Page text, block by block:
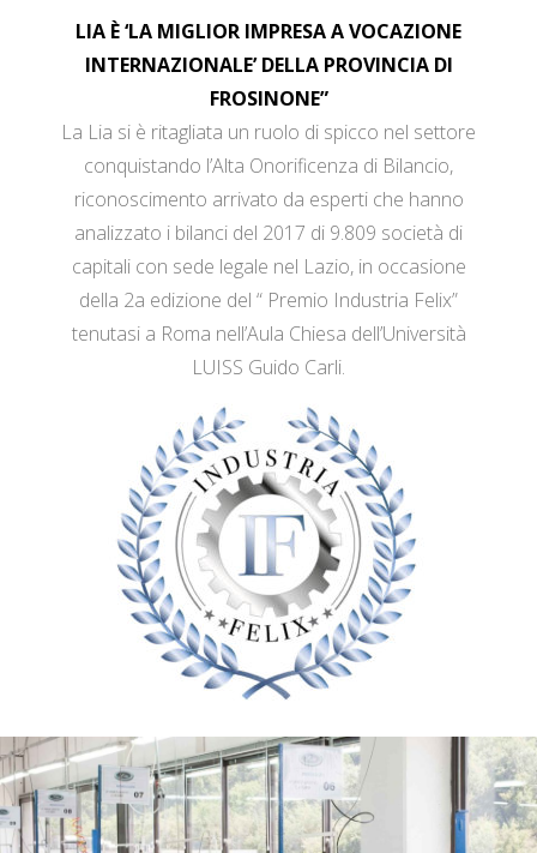
LIA È ‘LA MIGLIOR IMPRESA A VOCAZIONE
INTERNAZIONALE’ DELLA PROVINCIA DI
FROSINONE”
La Lia si è ritagliata un ruolo di spicco nel settore
conquistando l’Alta Onorificenza di Bilancio,
riconoscimento arrivato da esperti che hanno
analizzato i bilanci del 2017 di 9.809 società di
capitali con sede legale nel Lazio, in occasione
della 2a edizione del “ Premio Industria Felix”
tenutasi a Roma nell’Aula Chiesa dell’Università
LUISS Guido Carli.